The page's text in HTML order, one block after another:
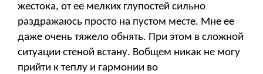
жестока, от ее мелких глупостей сильно
раздражаюсь просто на пустом месте. Мне ее
даже очень тяжело обнять. При этом в сложной
ситуации стеной встану. Вобщем никак не могу
прийти к теплу и гармонии во